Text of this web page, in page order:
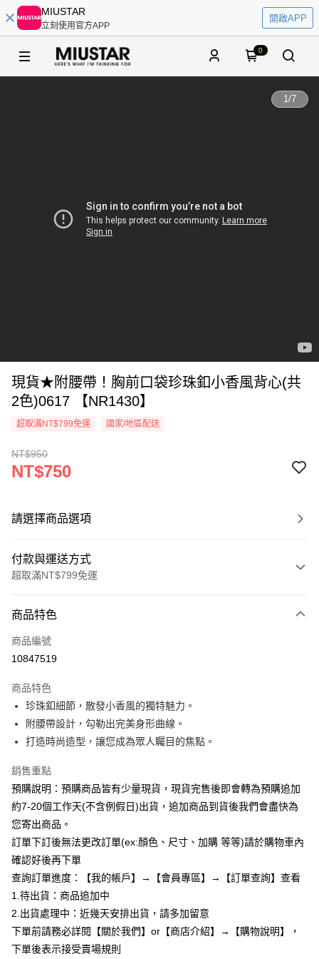
MIUSTAR
立刻使用官方APP
開啟APP
0
1/7
現貨★附腰帶！胸前口袋珍珠釦小香風背心(共
2色)0617 【NR1430】
超取滿NT$799免運 國家/地區配送
NT$950
NT$750
請選擇商品選項
付款與運送方式
超取滿NT$799免運
信用卡一次付款
超商取貨付款
Apple Pay
街口支付
Google Pay
全支付
【關於「AFTEE先享後付」】
AFTEE先享後付是「在收到商品之後才付款」的支付方式。 讓您購物簡單
便利好安心！
１．簡單：不需註冊會員、不需綁卡、不需儲值。
２．便利：只要手機號碼，簡訊認證，即可結帳。
３．安心：先確認商品／服務後，再付款。
ATM付款
運送方式
全家付款取貨
每筆NT$85，滿NT$799(含以上)免運費
商品特色
商品編號
10847519
商品特色
珍珠釦細節，散發小香風的獨特魅力。
附腰帶設計，勾勒出完美身形曲線。
打造時尚造型，讓您成為眾人矚目的焦點。
銷售重點
預購說明：預購商品皆有少量現貨，現貨完售後即會轉為預購追加
約7-20個工作天(不含例假日)出貨，追加商品到貨後我們會盡快為
您寄出商品。
訂單下訂後無法更改訂單(ex:顏色、尺寸、加購 等等)請於購物車內
確認好後再下單
查詢訂單進度：【我的帳戶】→【會員專區】→【訂單查詢】查看
1.待出貨：商品追加中
2.出貨處理中：近幾天安排出貨，請多加留意
下單前請務必詳閱【關於我們】or【商店介紹】→【購物說明】，
下單後表示接受賣場規則